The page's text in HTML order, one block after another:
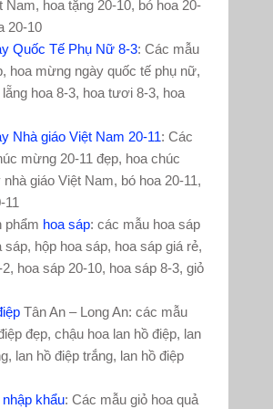
Nam, hoa tặng 20-10, bó hoa 20-
20-10
Quốc Tế Phụ Nữ 8-3: Các mẫu
hoa mừng ngày quốc tế phụ nữ,
lẵng hoa 8-3, hoa tươi 8-3, hoa
Nhà giáo Việt Nam 20-11: Các
mừng 20-11 đẹp, hoa chúc
giáo Việt Nam, bó hoa 20-11,
11
phẩm hoa sáp: các mẫu hoa sáp
sáp, hộp hoa sáp, hoa sáp giá rẻ,
hoa sáp 20-10, hoa sáp 8-3, giỏ
Tân An – Long An: các mẫu
đẹp, chậu hoa lan hồ điệp, lan
lan hồ điệp trắng, lan hồ điệp
khẩu: Các mẫu giỏ hoa quả